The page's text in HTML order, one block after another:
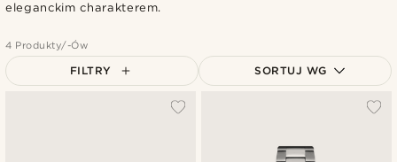
eleganckim charakterem.
4 Produkty/-Ów
FILTRY SORTUJ WG
Najniższa cena